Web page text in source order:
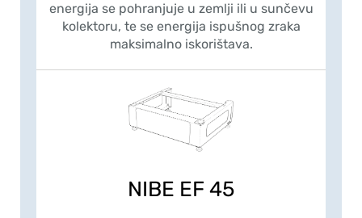
energija se pohranjuje u zemlji ili u sunčevu
kolektoru, te se energija ispušnog zraka
maksimalno iskorištava.
NIBE EF 45